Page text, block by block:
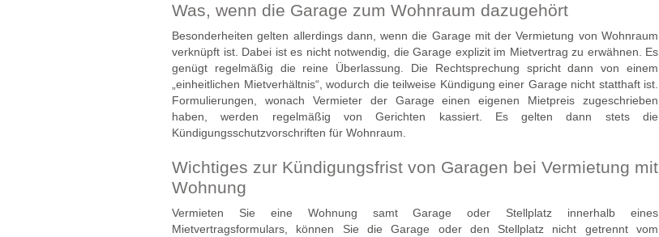
Was, wenn die Garage zum Wohnraum dazugehört
Besonderheiten gelten allerdings dann, wenn die Garage mit der Vermietung von Wohnraum
verknüpft ist. Dabei ist es nicht notwendig, die Garage explizit im Mietvertrag zu erwähnen. Es
genügt regelmäßig die reine Überlassung. Die Rechtsprechung spricht dann von einem
„einheitlichen Mietverhältnis“, wodurch die teilweise Kündigung einer Garage nicht statthaft ist.
Formulierungen, wonach Vermieter der Garage einen eigenen Mietpreis zugeschrieben
haben, werden regelmäßig von Gerichten kassiert. Es gelten dann stets die
Kündigungsschutzvorschriften für Wohnraum.
Wichtiges zur Kündigungsfrist von Garagen bei Vermietung mit
Wohnung
Vermieten Sie eine Wohnung samt Garage oder Stellplatz innerhalb eines
Mietvertragsformulars, können Sie die Garage oder den Stellplatz nicht getrennt vom